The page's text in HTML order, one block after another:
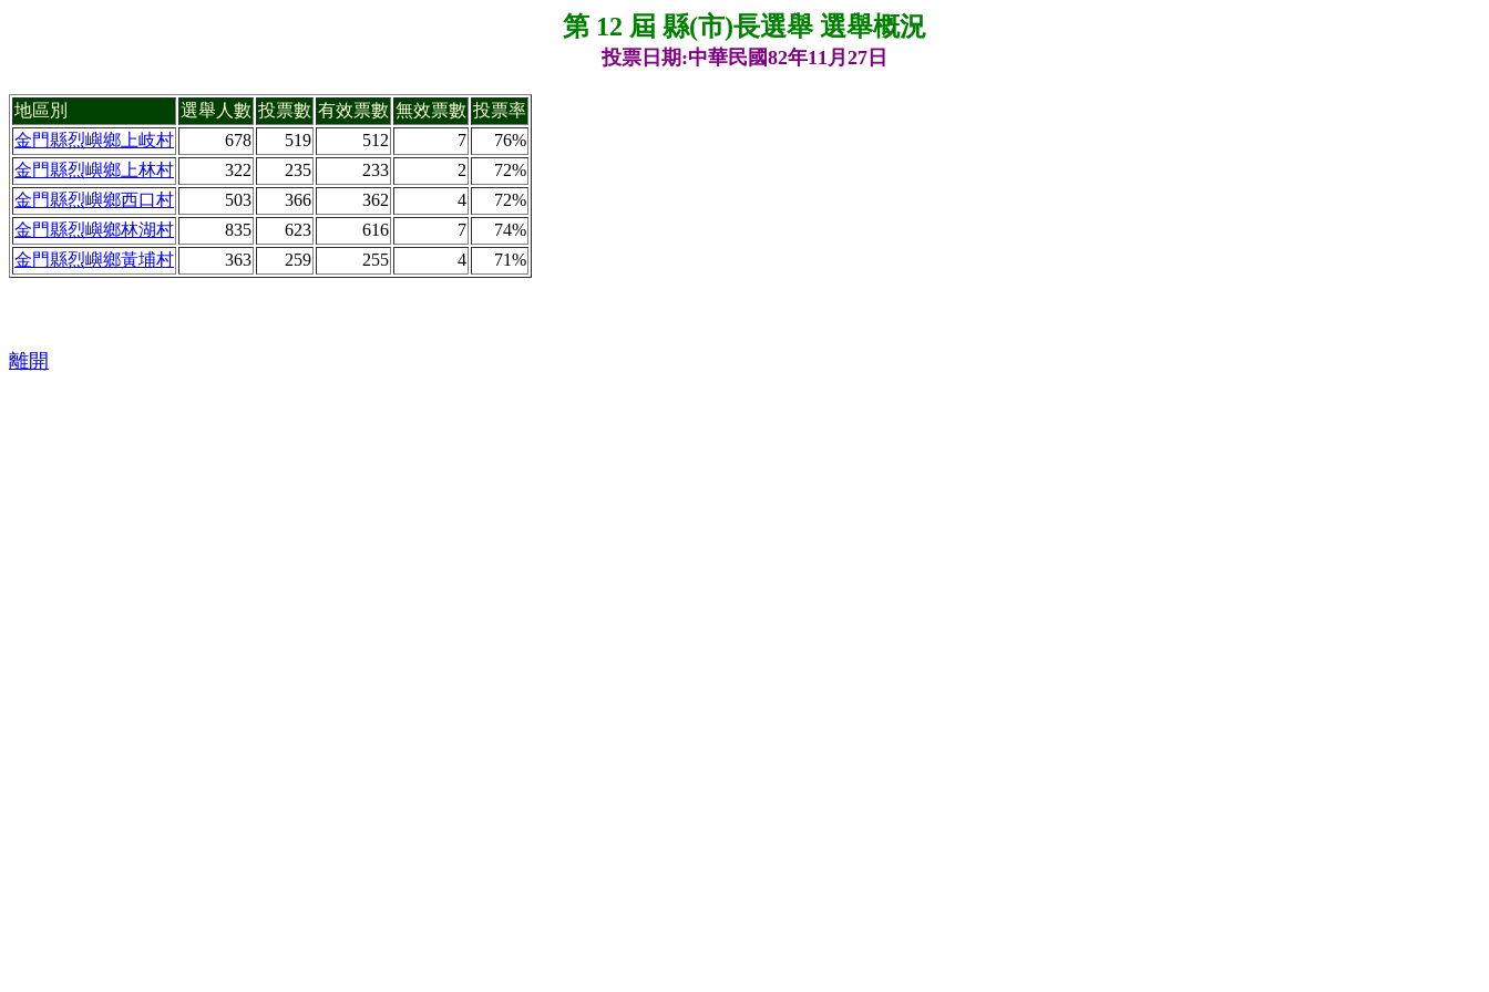
第 12 屆 縣(市)長選舉 選舉概況
投票日期:中華民國82年11月27日
地區別 選舉人數 投票數 有效票數 無效票數 投票率
金門縣烈嶼鄉上岐村
678 519 512 7
76%
金門縣烈嶼鄉上林村
322 235 233 2
72%
金門縣烈嶼鄉西口村
503 366 362 4
72%
金門縣烈嶼鄉林湖村
835 623 616 7
74%
金門縣烈嶼鄉黃埔村
363 259 255 4 71%
離開